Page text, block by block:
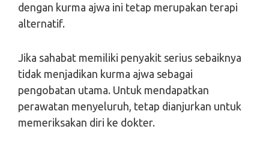
dengan kurma ajwa ini tetap merupakan terapi
alternatif.
Jika sahabat memiliki penyakit serius sebaiknya
tidak menjadikan kurma ajwa sebagai
pengobatan utama. Untuk mendapatkan
perawatan menyeluruh, tetap dianjurkan untuk
memeriksakan diri ke dokter.